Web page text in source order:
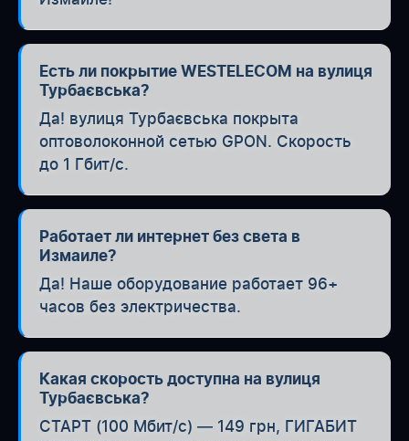
Есть ли покрытие WESTELECOM на вулиця
Турбаєвська?
Да! вулиця Турбаєвська покрыта
оптоволоконной сетью GPON. Скорость
до 1 Гбит/с.
Работает ли интернет без света в
Измаиле?
Да! Наше оборудование работает 96+
часов без электричества.
Какая скорость доступна на вулиця
Турбаєвська?
СТАРТ (100 Мбит/с) — 149 грн, ГИГАБИТ